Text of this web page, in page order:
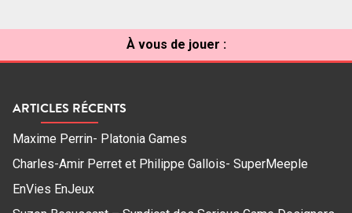
À vous de jouer :
ARTICLES RÉCENTS
Maxime Perrin- Platonia Games
Charles-Amir Perret et Philippe Gallois- SuperMeeple
EnVies EnJeux